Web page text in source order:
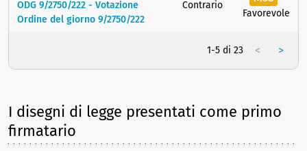
ODG 9/2750/222 - Votazione
Ordine del giorno 9/2750/222
Contrario
Favorevole
1-5 di 23 < >
I disegni di legge presentati come primo
firmatario